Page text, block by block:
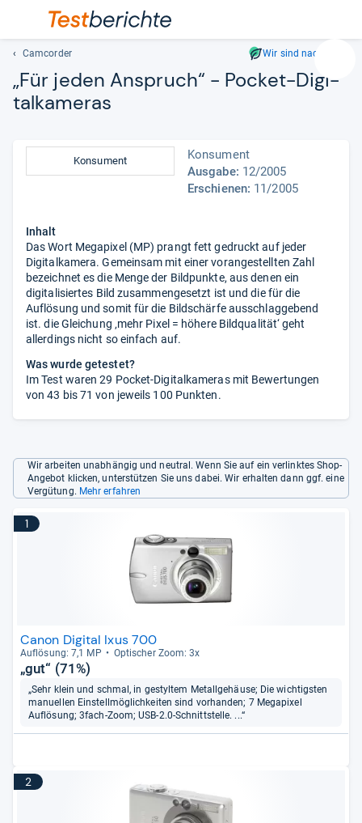
Geben
lassen
mit
Camcorder Wir sind nachhaltig
„Für jeden Anspruch“ -​ Pocket-​Digi­
tal­ka­me­ras
Konsument
Konsument
Ausgabe: 12/2005
Erschienen: 11/2005
Inhalt
Das Wort Megapixel (MP) prangt fett gedruckt auf jeder
Digitalkamera. Gemeinsam mit einer vorangestellten Zahl
bezeichnet es die Menge der Bildpunkte, aus denen ein
digitalisiertes Bild zusammengesetzt ist und die für die
Auflösung und somit für die Bildschärfe ausschlaggebend
ist. die Gleichung ‚mehr Pixel = höhere Bildqualität‘ geht
allerdings nicht so einfach auf.
Was wurde getestet?
Im Test waren 29 Pocket-Digitalkameras mit Bewertungen
von 43 bis 71 von jeweils 100 Punkten.
Wir arbeiten unabhängig und neutral. Wenn Sie auf ein verlinktes Shop-
Angebot klicken, unterstützen Sie uns dabei. Wir erhalten dann ggf. eine
Vergütung. Mehr erfahren
1
Canon Digital Ixus 700
Auf­lö­sung: 7,1 MP Opti­scher Zoom: 3x
„gut“ (71%)
„Sehr klein und schmal, in gestyltem Metallgehäuse; Die wichtigsten
manuellen Einstellmöglichkeiten sind vorhanden; 7 Megapixel
Auflösung; 3fach-Zoom; USB-2.0-Schnittstelle. ...“
2